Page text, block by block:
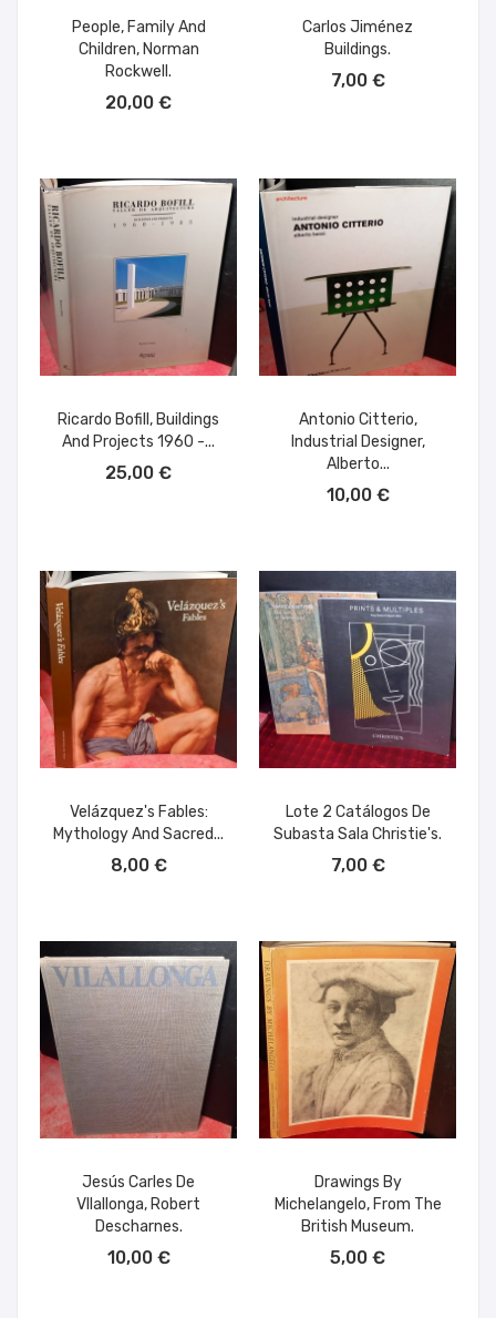
People, Family And
Children, Norman
Rockwell.
20,00 €
Carlos Jiménez
Buildings.
7,00 €
Ricardo Bofill, Buildings
And Projects 1960 -...
25,00 €
Antonio Citterio,
Industrial Designer,
Alberto...
10,00 €
Velázquez's Fables:
Mythology And Sacred...
8,00 €
Lote 2 Catálogos De
Subasta Sala Christie's.
7,00 €
Jesús Carles De
VIlallonga, Robert
Descharnes.
10,00 €
Drawings By
Michelangelo, From The
British Museum.
5,00 €